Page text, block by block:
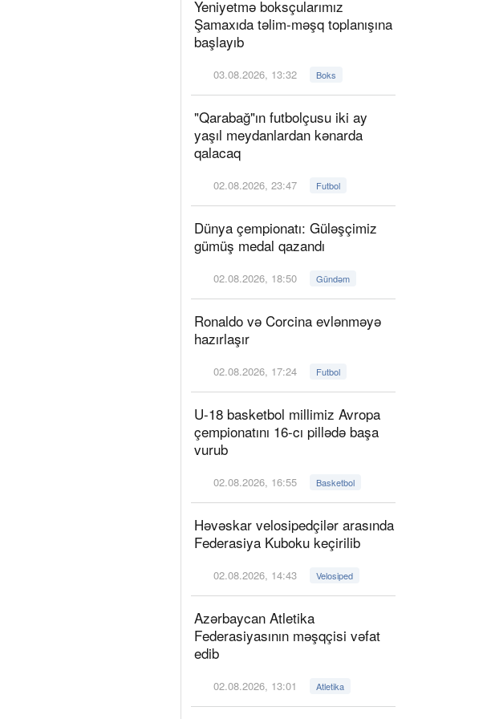
Yeniyetmə boksçularımız
Şamaxıda təlim-məşq toplanışına
başlayıb
03.08.2026, 13:32 Boks
"Qarabağ"ın futbolçusu iki ay
yaşıl meydanlardan kənarda
qalacaq
02.08.2026, 23:47 Futbol
Dünya çempionatı: Güləşçimiz
gümüş medal qazandı
02.08.2026, 18:50 Gündəm
Ronaldo və Corcina evlənməyə
hazırlaşır
02.08.2026, 17:24 Futbol
U-18 basketbol millimiz Avropa
çempionatını 16-cı pillədə başa
vurub
02.08.2026, 16:55 Basketbol
Həvəskar velosipedçilər arasında
Federasiya Kuboku keçirilib
02.08.2026, 14:43 Velosiped
Azərbaycan Atletika
Federasiyasının məşqçisi vəfat
edib
02.08.2026, 13:01 Atletika